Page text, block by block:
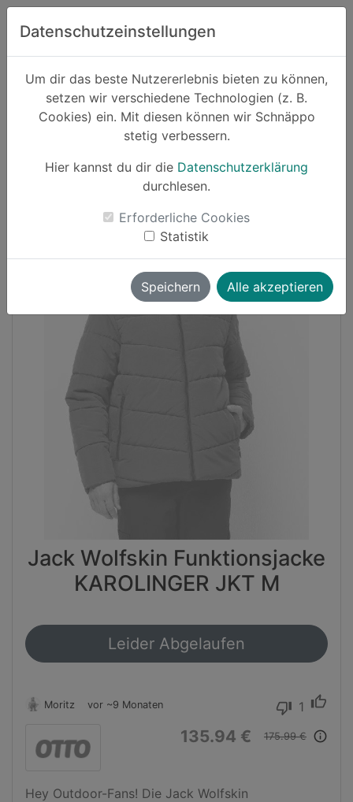
Zum Hauptinhalt springen
Datenschutzeinstellungen
Um dir das beste Nutzererlebnis bieten zu können,
setzen wir verschiedene Technologien (z. B.
Cookies) ein. Mit diesen können wir Schnäppo
stetig verbessern.
Hier kannst du dir die Datenschutzerklärung
durchlesen.
Erforderliche Cookies
Statistik
Speichern Alle akzeptieren
Suchen
Schnäppchen Mode
-23%
Jack Wolfskin Funktionsjacke
KAROLINGER JKT M
Leider Abgelaufen
Moritz vor ~9 Monaten thumb_down 1 thumb_up
135.94 € 175.99 € info_outline
Hey Outdoor-Fans! Die Jack Wolfskin